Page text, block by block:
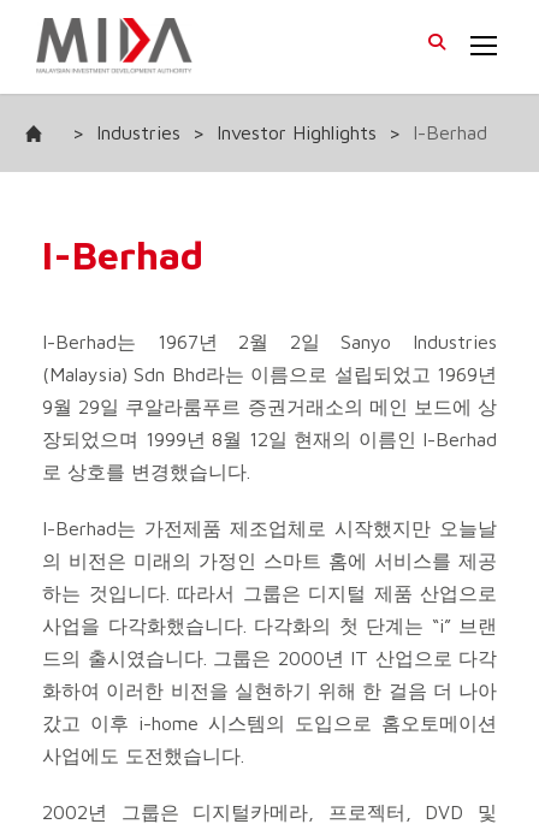
> Industries > Investor Highlights > I-Berhad
I-Berhad
I-Berhad는 1967년 2월 2일 Sanyo Industries
(Malaysia) Sdn Bhd라는 이름으로 설립되었고 1969년
9월 29일 쿠알라룸푸르 증권거래소의 메인 보드에 상
장되었으며 1999년 8월 12일 현재의 이름인 I-Berhad
로 상호를 변경했습니다.
I-Berhad는 가전제품 제조업체로 시작했지만 오늘날
의 비전은 미래의 가정인 스마트 홈에 서비스를 제공
하는 것입니다. 따라서 그룹은 디지털 제품 산업으로
사업을 다각화했습니다. 다각화의 첫 단계는 “i” 브랜
드의 출시였습니다. 그룹은 2000년 IT 산업으로 다각
화하여 이러한 비전을 실현하기 위해 한 걸음 더 나아
갔고 이후 i-home 시스템의 도입으로 홈오토메이션
사업에도 도전했습니다.
2002년 그룹은 디지털카메라, 프로젝터, DVD 및